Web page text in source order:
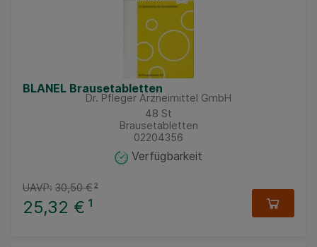
BLANEL Brausetabletten
Dr. Pfleger Arzneimittel GmbH
48 St
Brausetabletten
02204356
Verfügbarkeit
25,32 € ¹
UAVP: 30,50 €²